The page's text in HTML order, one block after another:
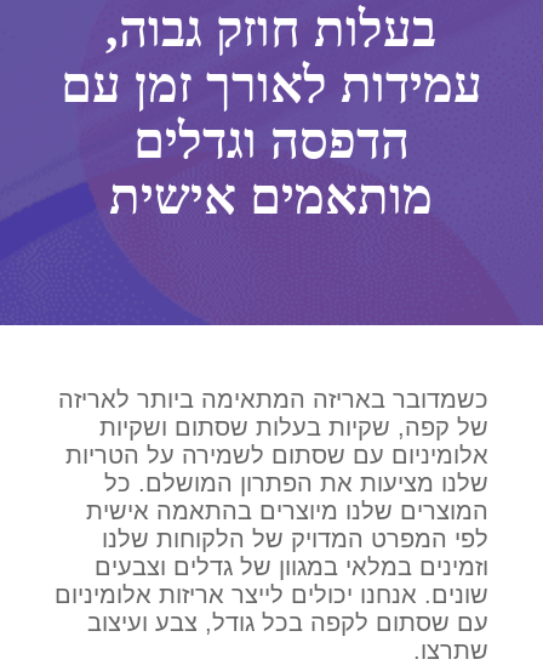
בעלות חוזק גבוה,
עמידות לאורך זמן עם
הדפסה וגדלים
מותאמים אישית
כשמדובר באריזה המתאימה ביותר לאריזה
של קפה, שקיות בעלות שסתום ושקיות
אלומיניום עם שסתום לשמירה על הטריות
שלנו מציעות את הפתרון המושלם. כל
המוצרים שלנו מיוצרים בהתאמה אישית
לפי המפרט המדויק של הלקוחות שלנו
וזמינים במלאי במגוון של גדלים וצבעים
שונים. אנחנו יכולים לייצר אריזות אלומיניום
עם שסתום לקפה בכל גודל, צבע ועיצוב
שתרצו.